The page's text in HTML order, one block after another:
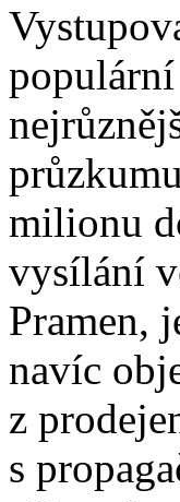
milionu
vysílání
Pramen,
navíc
z
s